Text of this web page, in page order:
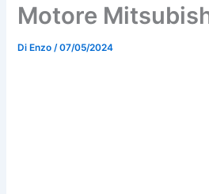
Motore
Di Enzo/07/05/2024